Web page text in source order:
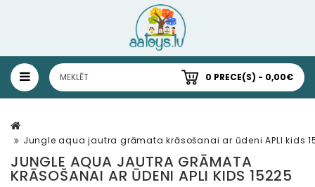
0 PRECE(S) - 0,00€
Jungle aqua jautra grāmata krāsošanai ar ūdeni APLI kids
JUNGLE AQUA JAUTRA GRĀMATA
KRĀSOŠANAI AR ŪDENI APLI KIDS 15225